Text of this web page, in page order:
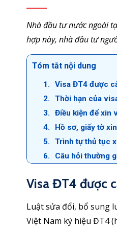
Nhà đầu tư nước ngoài
hợp này, nhà đầu tư
Tóm tắt nội dung
Visa ĐT4 được
Thời hạn của
Điều kiện để xin
Hồ sơ, giấy tờ
Trình tự thủ tục
Câu hỏi thường
Visa ĐT4 được
Luật sửa đổi, bổ sung
Việt Nam ký hiệu ĐT4